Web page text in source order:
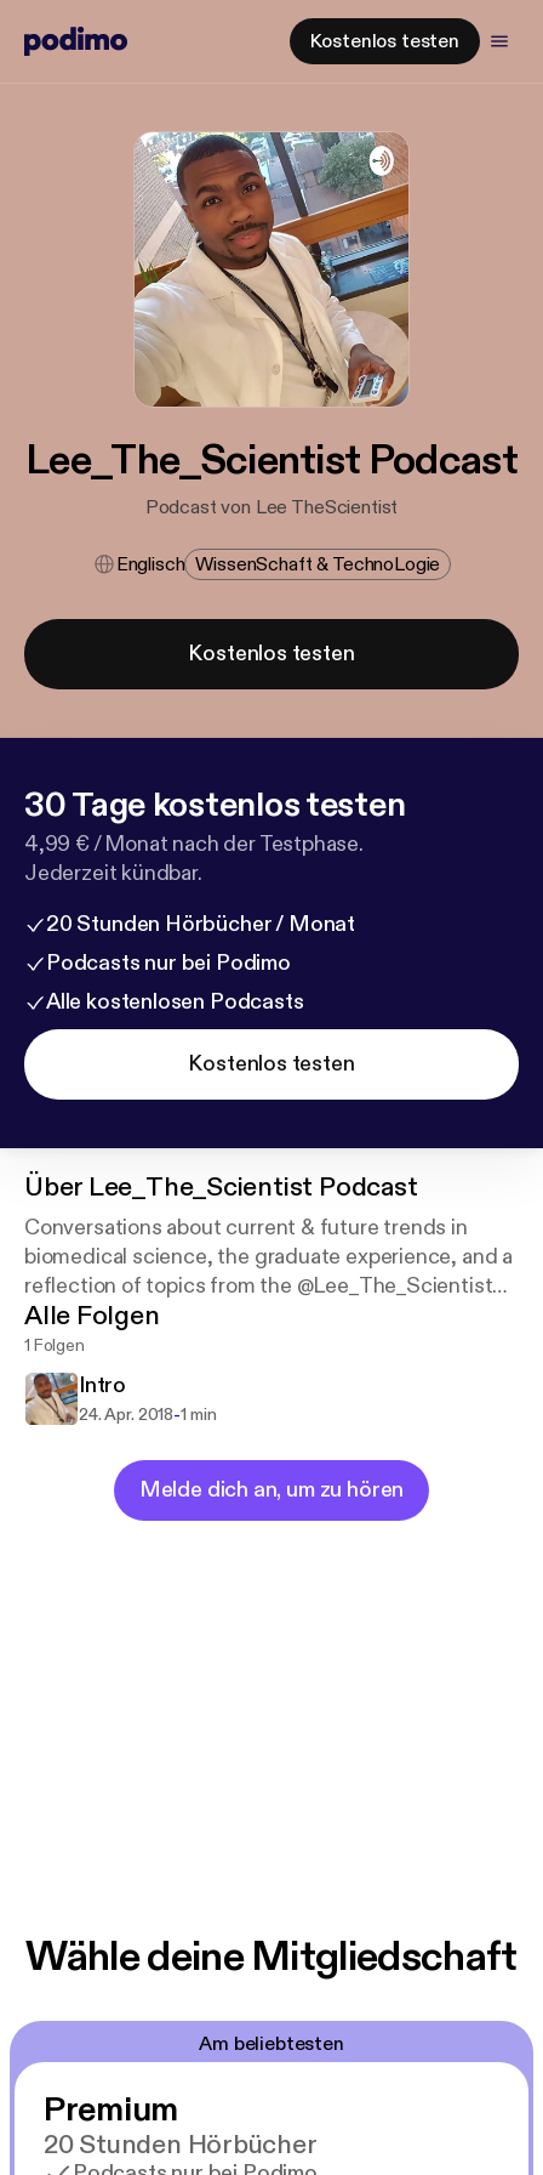
Kostenlos testen
Lee_The_Scientist Podcast
Podcast von Lee TheScientist
Englisch Wissen​schaft & Techno​logie
Kostenlos testen
30 Tage kostenlos testen
4,99 € / Monat nach der Testphase.
Jederzeit kündbar.
20 Stunden Hörbücher / Monat
Podcasts nur bei Podimo
Alle kostenlosen Podcasts
Kostenlos testen
Über Lee_The_Scientist Podcast
Conversations about current & future trends in
biomedical science, the graduate experience, and a
reflection of topics from the @Lee_The_Scientist
IG page, each episode ends with a song from my
playlist.
Alle Folgen
1 Folgen
Intro
24. Apr. 2018-1 min
Melde dich an, um zu hören
Wähle deine Mitgliedschaft
Am beliebtesten
Premium
20 Stunden Hörbücher